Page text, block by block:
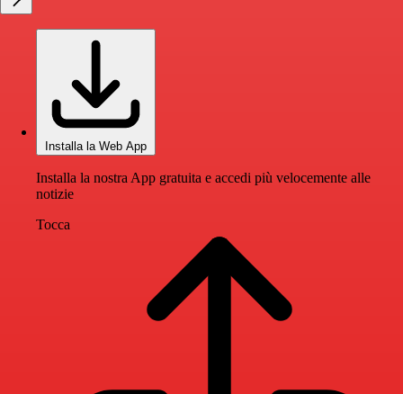
Installa la Web App
Installa la nostra App gratuita e accedi più velocemente alle
notizie
Tocca